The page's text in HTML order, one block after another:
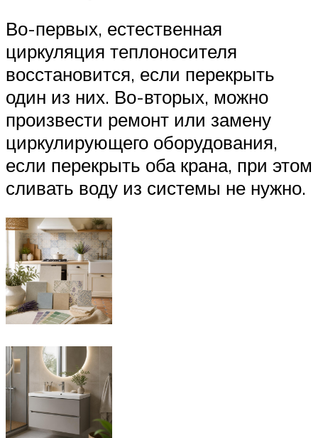
Во-первых, естественная
циркуляция теплоносителя
восстановится, если перекрыть
один из них. Во-вторых, можно
произвести ремонт или замену
циркулирующего оборудования,
если перекрыть оба крана, при этом
сливать воду из системы не нужно.